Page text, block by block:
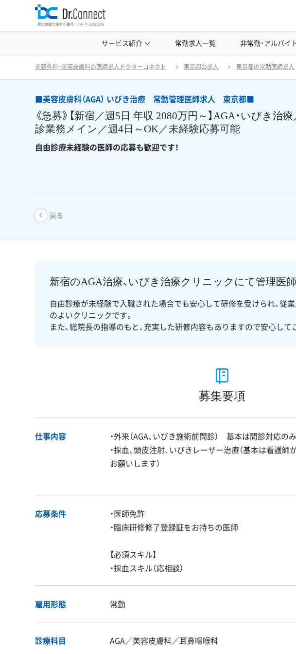
サービス紹介 ドクターコネ
常勤求人一覧 非常勤・アルバイ
美容クリニック見学・研修情報 美容外科・美容皮膚科の医師転職体験
美容外科・美容皮膚科の医師求人ドクターコネクト 東京都の求人 東京都の常勤医師求人
■美容皮膚科（AGA） いびき治療 常勤管理医師求人 東京都■
《急募》【新宿／週5日 年収 2080万円～】AGA・いびき治
診業務メイン／週4日～OK／未経験応募可能
自由診療未経験の医師の応募も歓迎です！
戻る
戻る
■美容皮膚科（AGA） いびき治療 常勤管理医師求人 東京都■ 《急募》【
新宿のAGA治療、いびき治療クリニックにて管理医
自由診療が未経験で入職された場合でも安心して研修を受けられ、従
のよいクリニックです。
また、総院長の指導のもと、充実した研修内容もありますので安心して
募集要項
仕事内容
・外来（AGA、いびき施術前問診） 基本は問診対応のみ
・採血、頭皮注射、いびきレーザー治療（基本は看護
お願いします）
応募条件
・医師免許
・臨床研修修了登録証をお持ちの医師
【必須スキル】
・採血スキル（応相談）
雇用形態 常勤
診療科目 AGA／美容皮膚科／耳鼻咽喉科